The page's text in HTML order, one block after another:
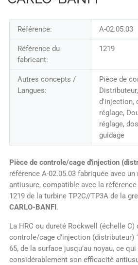
Référence: A-02.05.03
Référence du
fabricant:
1219
Autres concepts /
Langues:
Pièce de
d'injection,
réglage,
réglage,
guidage
Pièce de controle/cage d'injection
référence A-02.05.03 fabriquée avec un
antiusure, compatible avec la
1219 de la turbine TP2C//TP3A de la
CARLO-BANFI .
La HRC ou dureté Rockwell (échelle C)
controle/cage d'injection (distributeur)
65, de la surface jusqu’au noyau, ce
considérablement son efficacité